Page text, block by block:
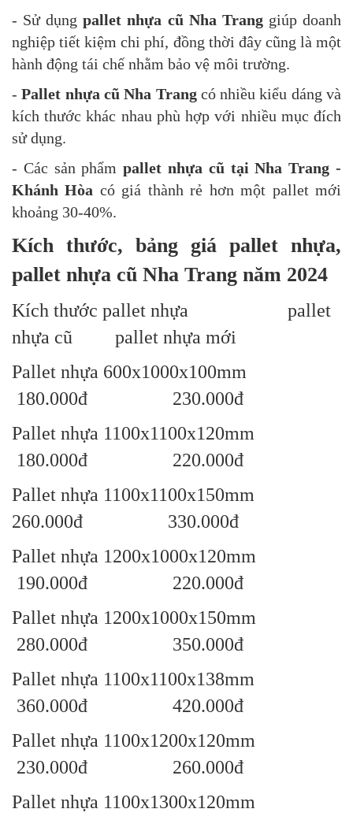
- Sử dụngpallet nhựa cũ Nha Tranggiúp doanh
nghiệp tiết kiệm chi phí, đồng thời đây cũng là một
hành động tái chế nhằm bảo vệ môi trường.
-Pallet nhựa cũ Nha Trangcó nhiều kiểu dáng và
kích thước khác nhau phù hợp với nhiều mục đích
sử dụng.
- Các sản phẩmpallet nhựa cũ tại Nha Trang -
Khánh Hòa có giá thành rẻ hơn một pallet mới
khoảng 30-40%.
Kích thước, bảng giá pallet nhựa,
pallet nhựa cũ Nha Trang năm 2024
Kích thước pallet nhựa pallet
nhựa cũ pallet nhựa mới
Pallet nhựa 600x1000x100mm
180.000đ 230.000đ
Pallet nhựa 1100x1100x120mm
180.000đ 220.000đ
Pallet nhựa 1100x1100x150mm
260.000đ 330.000đ
Pallet nhựa 1200x1000x120mm
190.000đ 220.000đ
Pallet nhựa 1200x1000x150mm
280.000đ 350.000đ
Pallet nhựa 1100x1100x138mm
360.000đ 420.000đ
Pallet nhựa 1100x1200x120mm
230.000đ 260.000đ
Pallet nhựa 1100x1300x120mm